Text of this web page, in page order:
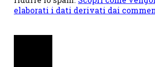
elaborati i dati derivati dai